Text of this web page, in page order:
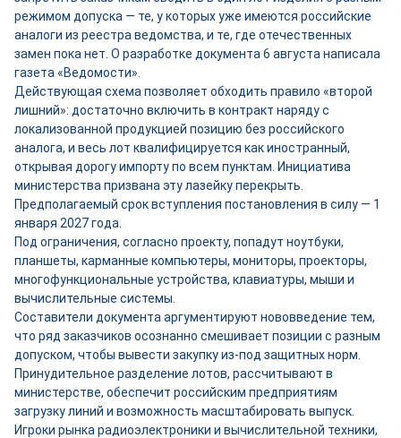
режимом допуска — те, у которых уже имеются российские
аналоги из реестра ведомства, и те, где отечественных
замен пока нет. О разработке документа 6 августа написала
газета «Ведомости».
Действующая схема позволяет обходить правило «второй
лишний»: достаточно включить в контракт наряду с
локализованной продукцией позицию без российского
аналога, и весь лот квалифицируется как иностранный,
открывая дорогу импорту по всем пунктам. Инициатива
министерства призвана эту лазейку перекрыть.
Предполагаемый срок вступления постановления в силу — 1
января 2027 года.
Под ограничения, согласно проекту, попадут ноутбуки,
планшеты, карманные компьютеры, мониторы, проекторы,
многофункциональные устройства, клавиатуры, мыши и
вычислительные системы.
Составители документа аргументируют нововведение тем,
что ряд заказчиков осознанно смешивает позиции с разным
допуском, чтобы вывести закупку из-под защитных норм.
Принудительное разделение лотов, рассчитывают в
министерстве, обеспечит российским предприятиям
загрузку линий и возможность масштабировать выпуск.
Игроки рынка радиоэлектроники и вычислительной техники,